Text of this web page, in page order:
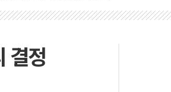
연준 금리 인상 가능성 낮아지며 상승…
위협정' 체결… 이스라엘·이란 위협에 맞설
토…"이르면 다음 주"
사 중단 명령…트럼프 제동
결정